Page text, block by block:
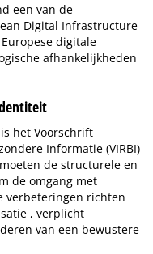
een van de
Digital Infrastructure
Europese digitale
afhankelijkheden
het Voorschrift
Informatie (VIRBI)
de structurele en
de omgang met
verbeteringen richten
, verplicht
van een bewustere